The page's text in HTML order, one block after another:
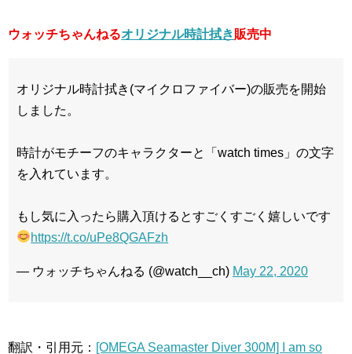
ウォッチちゃんねるオリジナル時計拭き販売中
オリジナル時計拭き(マイクロファイバー)の販売を開始
しました。
時計がモチーフのキャラクターと「watch times」の文字
を入れています。
もし気に入ったら購入頂けるとすごくすごく嬉しいです
https://t.co/uPe8QGAFzh
— ウォッチちゃんねる (@watch__ch) May 22, 2020
翻訳・引用元： [OMEGA Seamaster Diver 300M] I am so